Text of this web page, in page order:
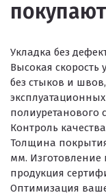
Укладка без
Высокая
без стыков и
полиуретанового
Контроль
Толщина покрытия
мм. Изготовление
продукция
Оптимизация